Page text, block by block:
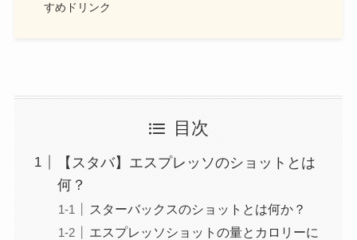
すめドリンク
目次
【スタバ】エスプレッソのショットとは
何？
スターバックスのショットとは何か？
エスプレッソショットの量とカロリーに